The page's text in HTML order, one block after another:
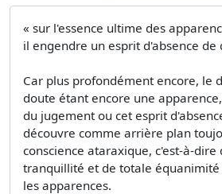
« sur l'essence ultime des
il engendre un esprit d'absence de
Car plus profondément encore, le
doute étant encore une
du jugement ou cet esprit
découvre comme arrière plan
conscience ataraxique, c'est-à-dire
tranquillité et de totale
les apparences.